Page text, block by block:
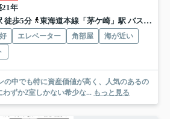
21年
徒歩5分
東海道本線「茅ケ崎」駅 バス18分 神奈川中央交通「四ツ角（平塚市）」 停歩5分
エレベーター 角部屋
海が近い
ずか2室しかない希少な... もっと見る